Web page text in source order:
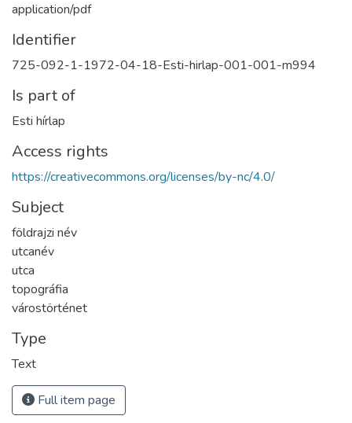
application/pdf
Identifier
725-092-1-1972-04-18-Esti-hirlap-001-001-m994
Is part of
Esti hírlap
Access rights
https://creativecommons.org/licenses/by-nc/4.0/
Subject
földrajzi név
utcanév
utca
topográfia
várostörténet
Type
Text
Full item page